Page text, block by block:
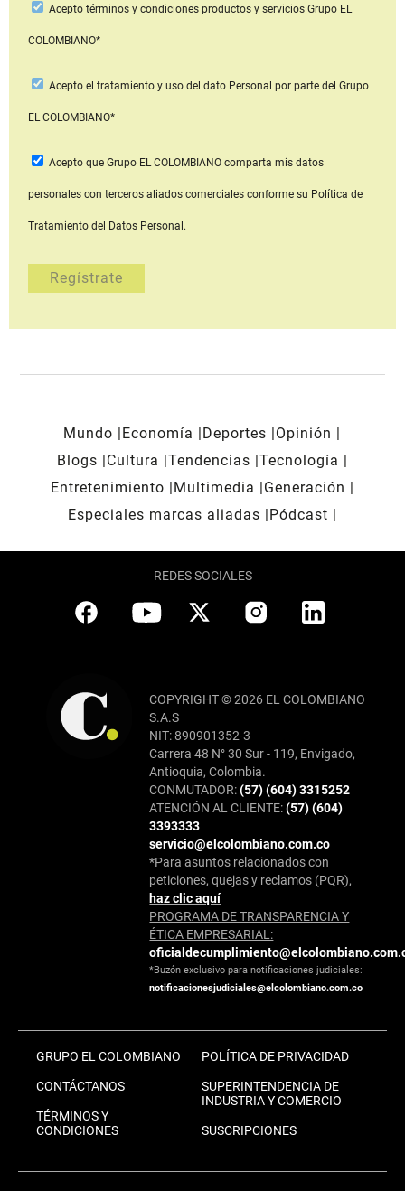
Aceptotérminos y condiciones productos y serviciosGrupo EL
COLOMBIANO*
Acepto el tratamiento y uso del dato Personal por parte del Grupo
EL COLOMBIANO*
Acepto que Grupo EL COLOMBIANOcomparta mis datos
personales con terceros aliados comerciales conforme su Política de
Tratamiento del Datos Personal.
Mundo Economía Deportes
Opinión
Blogs
Cultura Tendencias Tecnología
Entretenimiento
Multimedia
Generación
Especiales marcas aliadas
Pódcast
REDES SOCIALES
COPYRIGHT © 2026 EL COLOMBIANO
S.A.S
NIT: 890901352-3
Carrera 48 N° 30 Sur - 119, Envigado,
Antioquia, Colombia.
CONMUTADOR:(57) (604) 3315252
ATENCIÓN AL CLIENTE:(57) (604)
3393333
servicio@elcolombiano.com.co
*Para asuntos relacionados con
peticiones, quejas y reclamos (PQR),
haz clic aquí
PROGRAMA DE TRANSPARENCIA Y
ÉTICA EMPRESARIAL:
*Buzón exclusivo para notificaciones judiciales:
notificacionesjudiciales@elcolombiano.com.co
GRUPO EL COLOMBIANO
CONTÁCTANOS
TÉRMINOS Y
CONDICIONES
POLÍTICA DE PRIVACIDAD
SUPERINTENDENCIA DE
INDUSTRIA Y COMERCIO
SUSCRIPCIONES